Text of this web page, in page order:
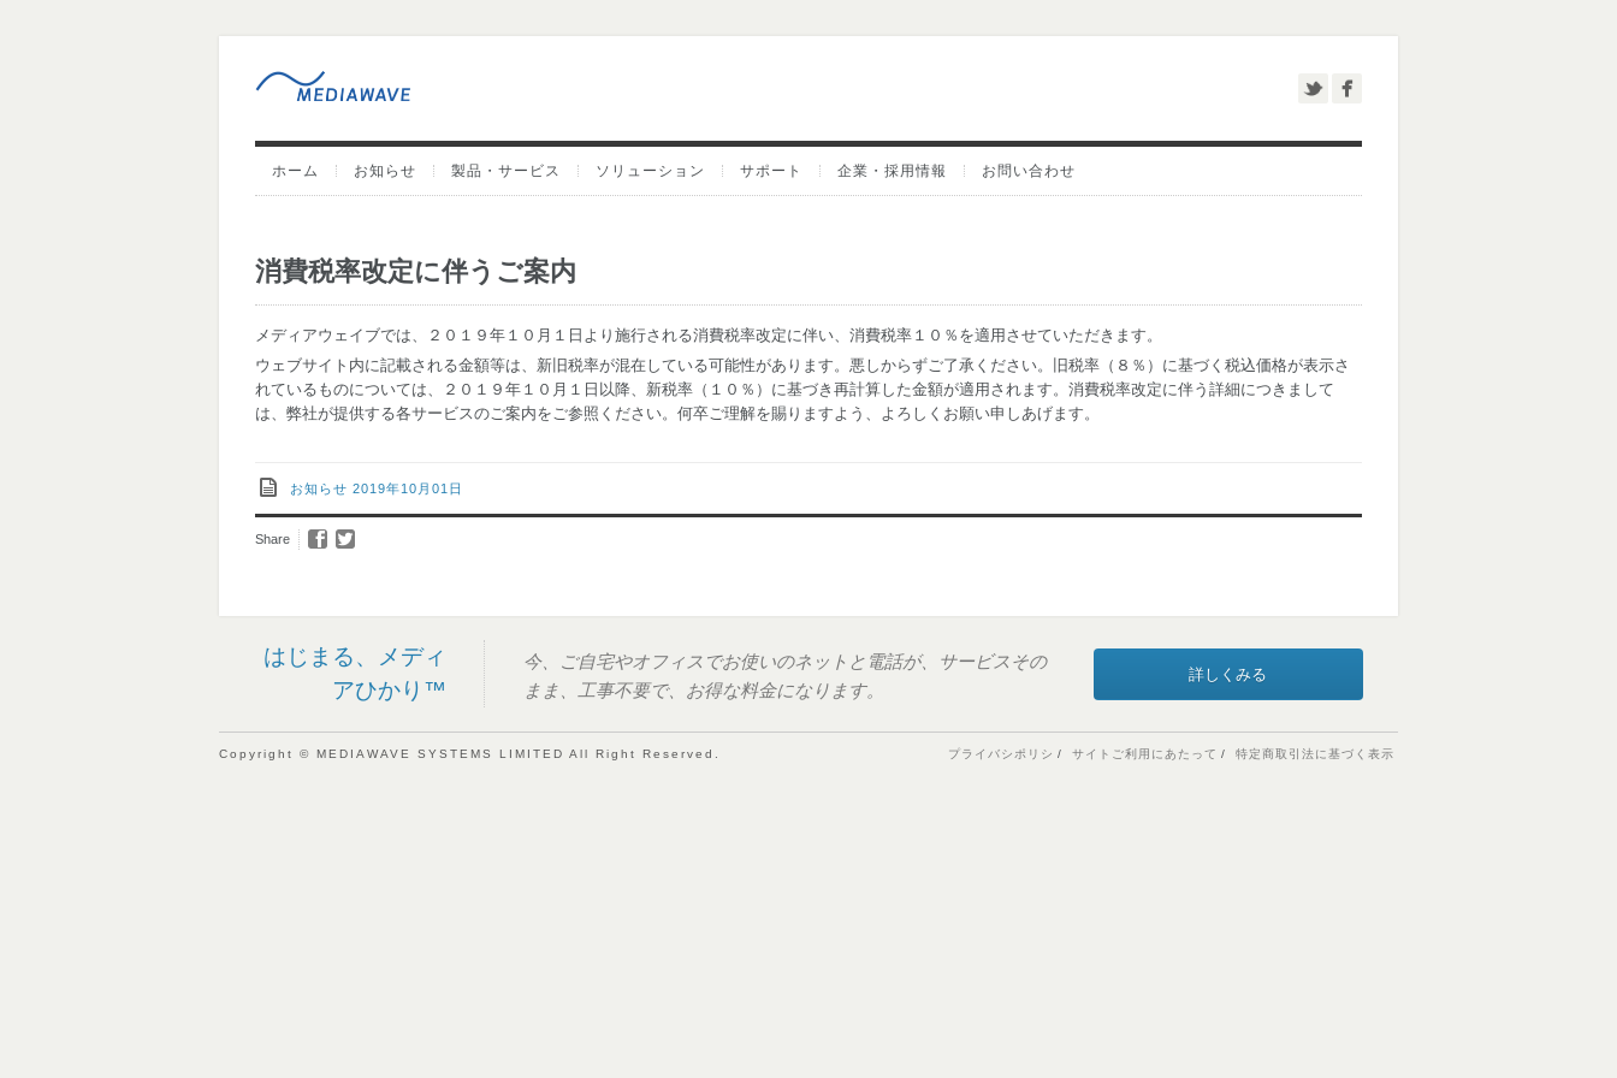
ホーム お知らせ 製品・サービス ソリューション サポート 企業・採用情報 お問い合わせ
消費税率改定に伴うご案内
メディアウェイブでは、２０１９年１０月１日より施行される消費税率改定に伴い、消費税率１０％を適用させていただきます。
ウェブサイト内に記載される金額等は、新旧税率が混在している可能性があります。悪しからずご了承ください。旧税率（８％）に基づく税込価格が表示さ
れているものについては、２０１９年１０月１日以降、新税率（１０％）に基づき再計算した金額が適用されます。消費税率改定に伴う詳細につきまして
は、弊社が提供する各サービスのご案内をご参照ください。何卒ご理解を賜りますよう、よろしくお願い申しあげます。
お知らせ 2019年10月01日
Share
はじまる、メディ
アひかり™
今、ご自宅やオフィスでお使いのネットと電話が、サービスその
まま、工事不要で、お得な料金になります。
詳しくみる
Copyright © MEDIAWAVE SYSTEMS LIMITED All Right Reserved. プライバシポリシ サイトご利用にあたって 特定商取引法に基づく表示